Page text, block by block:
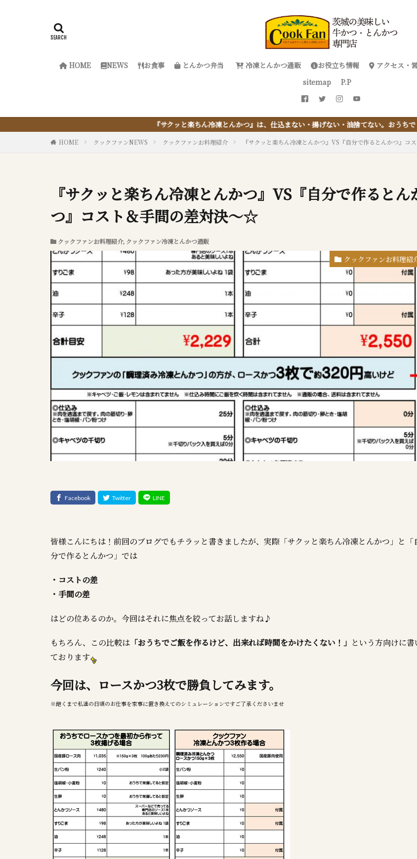
HOME NEWS お食事 とんかつ弁当 冷凍とんかつ通販 お役立ち情報 アクセス・
sitemap
P.P
『サクッと楽ちん冷凍とんかつ』は、仕込まない・揚げない・油捨てない。おうちで『とんかつ』は
HOME クックファンNEWS クックファンお料理紹介 『サクッと楽ちん冷凍とんかつ』VS『自分で作るとんかつ』コ
『サクッと楽ちん冷凍とんかつ』VS『自分で作るとん
つ』コスト＆手間の差対決～☆
クックファンお料理紹介, クックファン冷凍とんかつ通販
クックファンお料理紹
皆様こんにちは！前回のブログでもチラッと書きましたが、実際「サクッと楽ちん冷凍とんかつ」と「
分で作るとんかつ」では
・コストの差
・手間の差
はどの位あるのか。今回はそれに焦点を絞ってお話しますね♪
もちろん、この比較は 「おうちでご飯を作るけど、出来れば時間をかけたくない！」 という方向けに書
ております
今回は、ロースかつ3枚で勝負してみます。
※飽くまで私達の日頃のお仕事を家事に置き換えてのシミュレーションですご了承くださいませ